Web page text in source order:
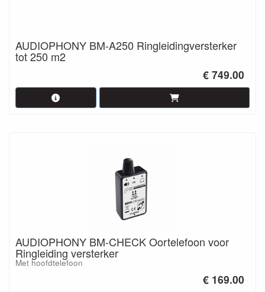
AUDIOPHONY BM-A250 Ringleidingversterker
tot 250 m2
€ 749.00
AUDIOPHONY BM-CHECK Oortelefoon voor
Ringleiding versterker
Met hoofdtelefoon
€ 169.00